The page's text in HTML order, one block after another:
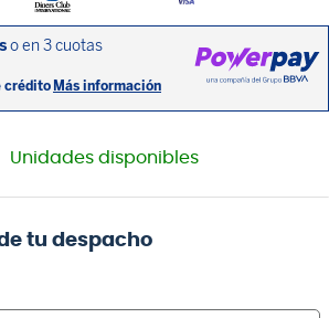
Unidades disponibles
tu despacho